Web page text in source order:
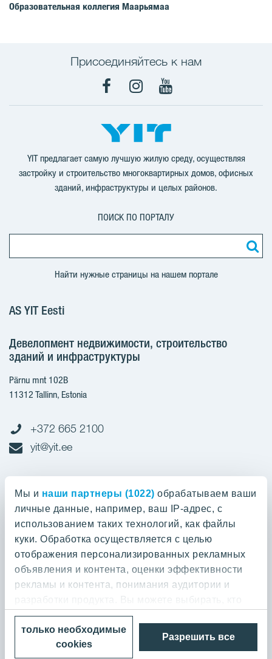
Мы и наши партнеры (1022) обрабатываем ваши
личные данные, например, ваш IP-адрес, с
использованием таких технологий, как файлы
куки. Обработка осуществляется с целью
отображения персонализированных рекламных
объявления и контента, оценки эффективности
рекламы и контента, понимания аудитории и
разработки продукта. Вы можете выбирать, кто
может использовать ваши данные и для каких
целей.
Разрешить все
только необходимые
cookies
Образовательная коллегия Маарьямаа
Присоединяйтесь к нам
FacebookInstagram
YouTube
YIT предлагает самую лучшую жилую среду, осуществляя
застройку и строительство многоквартирных домов, офисных
зданий, инфраструктуры и целых районов.
ПОИСК ПО ПОРТАЛУ
Найти нужные страницы на нашем портале
AS YIT Eesti
Девелопмент недвижимости, строительство
зданий и инфраструктуры
Pärnu mnt 102B
11312 Tallinn, Estonia
+372 665 2100
yit@yit.ee
Cчет-фактура
Регистрационный номер: 10093801
pdfinvoices.yit.eesti@bscs.basware.com
О предприятии
Кодекс норм поведения
Контакт
Выполненные работы и отзывы
YIT Finland
Политика конфиденциальности
© 2026 YIT Corporation